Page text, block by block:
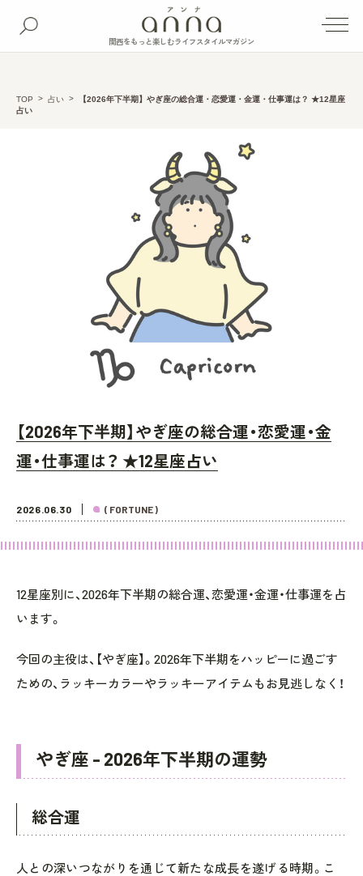
関西をもっと楽しむライフスタイルマガジン
TOP 占い
【2026年下半期】やぎ座の総合運・恋愛運・金運・仕事運は？ ★12星座
占い
【2026年下半期】やぎ座の総合運・恋愛運・金
運・仕事運は？ ★12星座占い
2026.06.30 ( FORTUNE )
12星座別に、2026年下半期の総合運、恋愛運・金運・仕事運を占
います。
今回の主役は、【やぎ座】。2026年下半期をハッピーに過ごす
ための、ラッキーカラーやラッキーアイテムもお見逃しなく！
やぎ座 - 2026年下半期の運勢
総合運
人との深いつながりを通じて新たな成長を遂げる時期。こ